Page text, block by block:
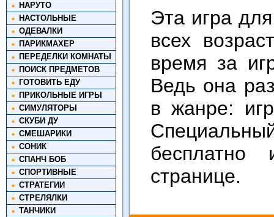
НАРУТО
НАСТОЛЬНЫЕ
ОДЕВАЛКИ
ПАРИКМАХЕР
ПЕРЕДЕЛКИ КОМНАТЫ
ПОИСК ПРЕДМЕТОВ
ГОТОВИТЬ ЕДУ
ПРИКОЛЬНЫЕ ИГРЫ
СИМУЛЯТОРЫ
СКУБИ ДУ
СМЕШАРИКИ
СОНИК
СПАНЧ БОБ
СПОРТИВНЫЕ
СТРАТЕГИИ
СТРЕЛЯЛКИ
ТАНЧИКИ
Эта игра
всех
время за
Ведь она
в жанре:
странице.